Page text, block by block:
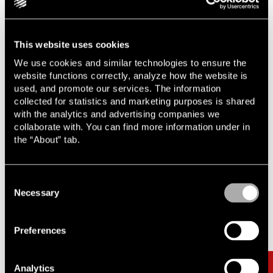
This website uses cookies
We use cookies and similar technologies to ensure the
website functions correctly, analyze how the website is
used, and promote our services. The information
collected for statistics and marketing purposes is shared
with the analytics and advertising companies we
collaborate with. You can find more information under in
the “About” tab.
Selection
Necessary
Preferences
Analytics
på juristprogrammet vid Lunds universitet samt föreläser på
fördjupningskursen i förvaltningsprocessrätt.
av The Legal 500 tv år i rad (år 2022 och år 2023) inom
Offentlig upphandling och Entreprenad och har de två
föregående åren mottagit utmärkelsenRising Star(år 2020
och år 2021) inom samma områden.
Carousel items
Relaterade uppdrag & artiklar